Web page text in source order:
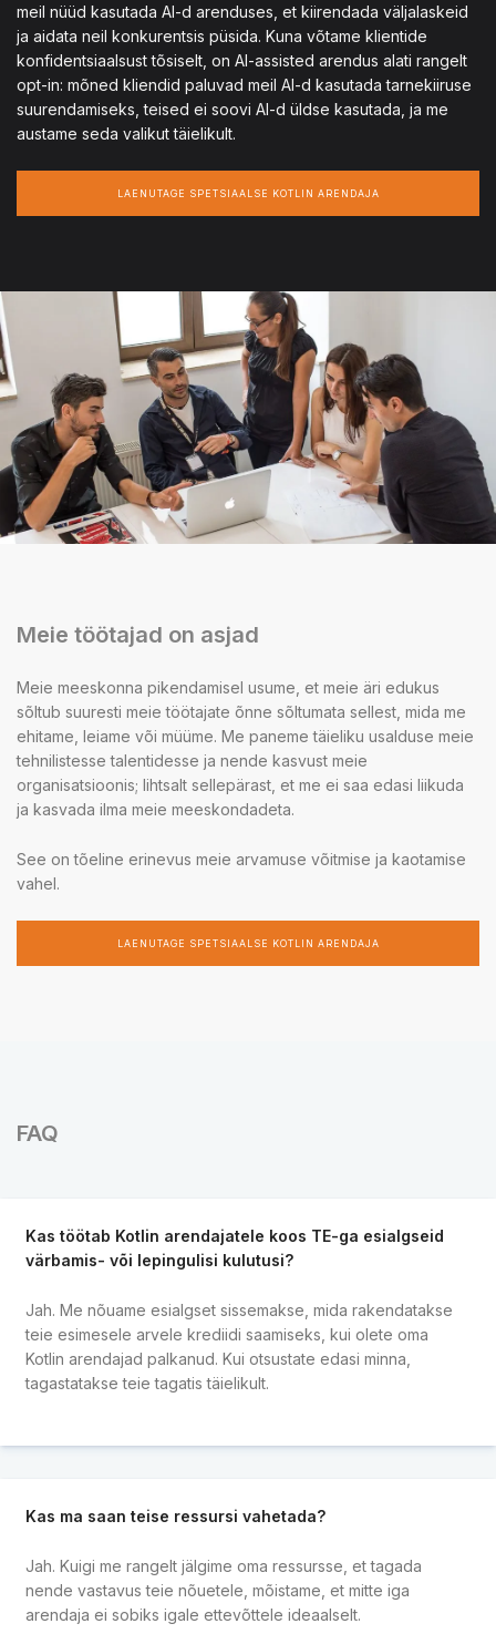
meil nüüd kasutada AI-d arenduses, et kiirendada väljalaskeid
ja aidata neil konkurentsis püsida. Kuna võtame klientide
konfidentsiaalsust tõsiselt, on AI-assisted arendus alati rangelt
opt-in: mõned kliendid paluvad meil AI-d kasutada tarnekiiruse
suurendamiseks, teised ei soovi AI-d üldse kasutada, ja me
austame seda valikut täielikult.
LAENUTAGE SPETSIAALSE KOTLIN ARENDAJA
Meie töötajad on asjad
Meie meeskonna pikendamisel usume, et meie äri edukus
sõltub suuresti meie töötajate õnne sõltumata sellest, mida me
ehitame, leiame või müüme. Me paneme täieliku usalduse meie
tehnilistesse talentidesse ja nende kasvust meie
organisatsioonis; lihtsalt sellepärast, et me ei saa edasi liikuda
ja kasvada ilma meie meeskondadeta.
See on tõeline erinevus meie arvamuse võitmise ja kaotamise
vahel.
LAENUTAGE SPETSIAALSE KOTLIN ARENDAJA
FAQ
Kas töötab Kotlin arendajatele koos TE-ga esialgseid
värbamis- või lepingulisi kulutusi?
Jah. Me nõuame esialgset sissemakse, mida rakendatakse
teie esimesele arvele krediidi saamiseks, kui olete oma
Kotlin arendajad palkanud. Kui otsustate edasi minna,
tagastatakse teie tagatis täielikult.
Kas ma saan teise ressursi vahetada?
Jah. Kuigi me rangelt jälgime oma ressursse, et tagada
nende vastavus teie nõuetele, mõistame, et mitte iga
arendaja ei sobiks igale ettevõttele ideaalselt.